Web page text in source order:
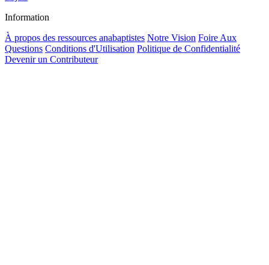
Information
À propos des ressources anabaptistes Notre Vision Foire Aux
Questions Conditions d'Utilisation Politique de Confidentialité
Devenir un Contributeur